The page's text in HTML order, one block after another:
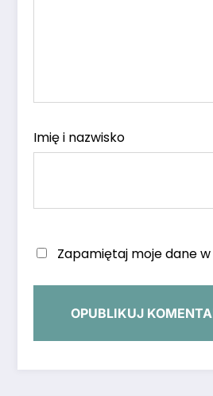
Imię i nazwisko
Zapamiętaj moje dane